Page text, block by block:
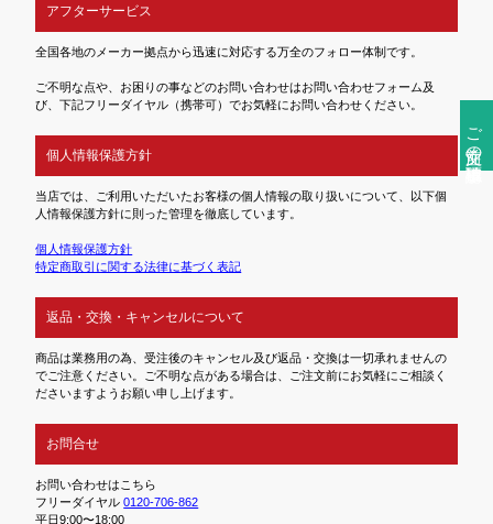
ご注文前の確認事項
アフターサービス
全国各地のメーカー拠点から迅速に対応する万全のフォロー体制です。
ご不明な点や、お困りの事などのお問い合わせはお問い合わせフォーム及
び、下記フリーダイヤル（携帯可）でお気軽にお問い合わせください。
個人情報保護方針
当店では、ご利用いただいたお客様の個人情報の取り扱いについて、以下個
人情報保護方針に則った管理を徹底しています。
個人情報保護方針
特定商取引に関する法律に基づく表記
返品・交換・キャンセルについて
商品は業務用の為、受注後のキャンセル及び返品・交換は一切承れませんの
でご注意ください。ご不明な点がある場合は、ご注文前にお気軽にご相談く
ださいますようお願い申し上げます。
お問合せ
お問い合わせはこちら
フリーダイヤル0120-706-862
平日9:00〜18:00